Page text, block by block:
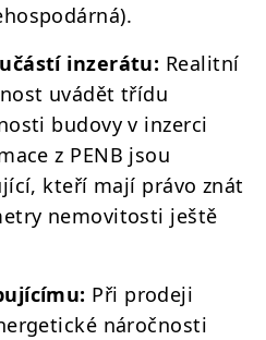
inzerátu: Realitní
uvádět třídu
budovy v inzerci
z PENB jsou
kteří mají právo znát
nemovitosti ještě
Při prodeji
náročnosti